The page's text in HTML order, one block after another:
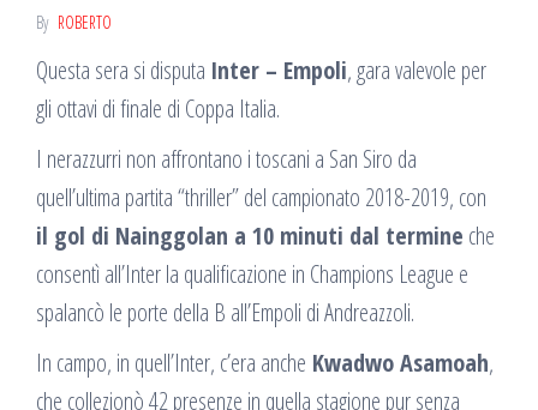
By ROBERTO
Questa sera si disputa Inter – Empoli, gara valevole per
gli ottavi di finale di Coppa Italia.
I nerazzurri non affrontano i toscani a San Siro da
quell’ultima partita “thriller” del campionato 2018-2019, con
il gol di Nainggolan a 10 minuti dal termine che
consentì all’Inter la qualificazione in Champions League e
spalancò le porte della B all’Empoli di Andreazzoli.
In campo, in quell’Inter, c’era anche Kwadwo Asamoah,
che collezionò 42 presenze in quella stagione pur senza